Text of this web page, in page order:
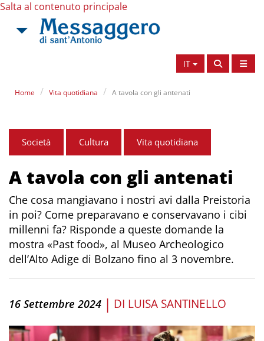
Salta al contenuto principale
IT
Home Vita quotidiana A tavola con gli antenati
Società Cultura Vita quotidiana
A tavola con gli antenati
Che cosa mangiavano i nostri avi dalla Preistoria
in poi? Come preparavano e conservavano i cibi
millenni fa? Risponde a queste domande la
mostra «Past food», al Museo Archeologico
dell’Alto Adige di Bolzano fino al 3 novembre.
16 Settembre 2024 | DI LUISA SANTINELLO